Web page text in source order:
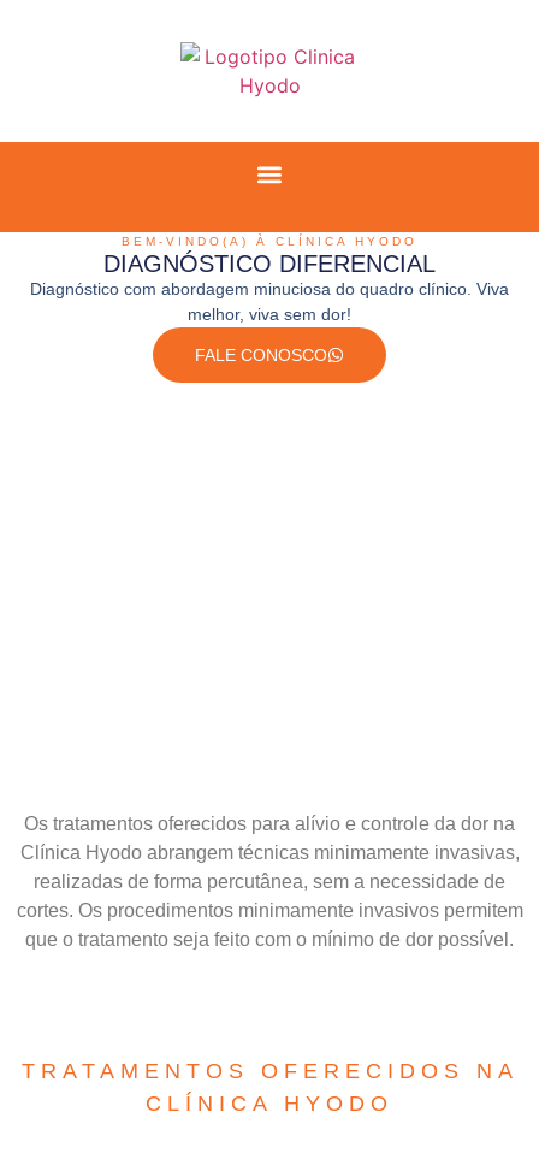
BEM-VINDO(A) À CLÍNICA HYODO
DIAGNÓSTICO DIFERENCIAL
Diagnóstico com abordagem minuciosa do quadro clínico. Viva
melhor, viva sem dor!
FALE CONOSCO
Os tratamentos oferecidos para alívio e controle da dor na
Clínica Hyodo abrangem técnicas minimamente invasivas,
realizadas de forma percutânea, sem a necessidade de
cortes. Os procedimentos minimamente invasivos permitem
que o tratamento seja feito com o mínimo de dor possível.
TRATAMENTOS OFERECIDOS NA
CLÍNICA HYODO